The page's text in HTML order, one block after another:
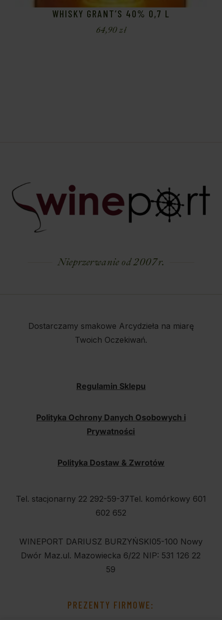
WHISKY GRANT’S 40% 0,7 L
64,90zł
Nieprzerwanie od 2007 r.
Dostarczamy smakowe Arcydzieła na miarę
Twoich Oczekiwań.
Regulamin Sklepu
Polityka Ochrony Danych Osobowych i
Prywatności
Polityka Dostaw & Zwrotów
Tel. stacjonarny 22 292-59-37Tel. komórkowy 601
602 652
WINEPORT DARIUSZ BURZYŃSKI05-100 Nowy
Dwór Maz.ul. Mazowiecka 6/22 NIP: 531 126 22
59
PREZENTY FIRMOWE: